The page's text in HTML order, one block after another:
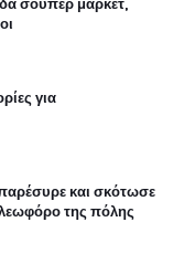
για
και σκότωσε
της πόλης